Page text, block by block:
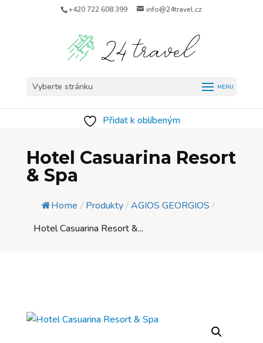
+420 722 608 399 info@24travel.cz
Vyberte stránku
Přidat k oblíbeným
Hotel Casuarina Resort
& Spa
Home / Produkty/AGIOS GEORGIOS /
Hotel Casuarina Resort &...